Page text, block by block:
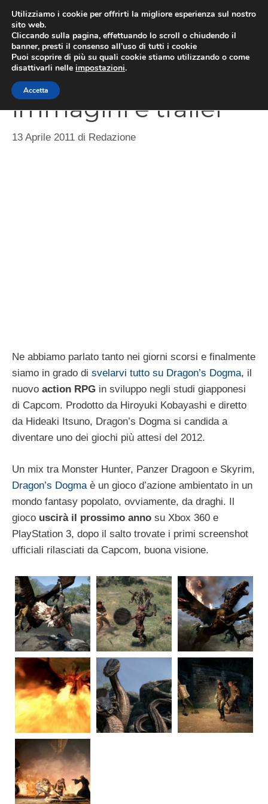
contenuto
Dragon’s Dogma,
immagini e trailer
13 Aprile 2011 di Redazione
Ne abbiamo parlato tanto nei giorni scorsi e finalmente
siamo in grado di svelarvi tutto su Dragon’s Dogma, il
nuovo action RPG in sviluppo negli studi giapponesi
di Capcom. Prodotto da Hiroyuki Kobayashi e diretto
da Hideaki Itsuno, Dragon’s Dogma si candida a
diventare uno dei giochi più attesi del 2012.
Un mix tra Monster Hunter, Panzer Dragoon e Skyrim,
Dragon’s Dogma è un gioco d’azione ambientato in un
mondo fantasy popolato, ovviamente, da draghi. Il
gioco uscirà il prossimo anno su Xbox 360 e
PlayStation 3, dopo il salto trovate i primi screenshot
ufficiali rilasciati da Capcom, buona visione.
Utilizziamo i cookie per offrirti la migliore esperienza sul nostro
sito web.
Cliccando sulla pagina, effettuando lo scroll o chiudendo il
banner, presti il consenso all’uso di tutti i cookie
Puoi scoprire di più su quali cookie stiamo utilizzando o come
disattivarli nelle impostazioni.
Accetta